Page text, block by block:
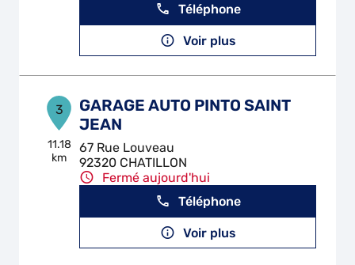
Téléphone
Voir plus
3
11.18
km
GARAGE AUTO PINTO SAINT
JEAN
67 Rue Louveau
92320 CHATILLON
Fermé aujourd'hui
Téléphone
Voir plus